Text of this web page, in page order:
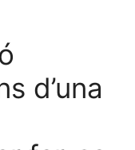
d’una